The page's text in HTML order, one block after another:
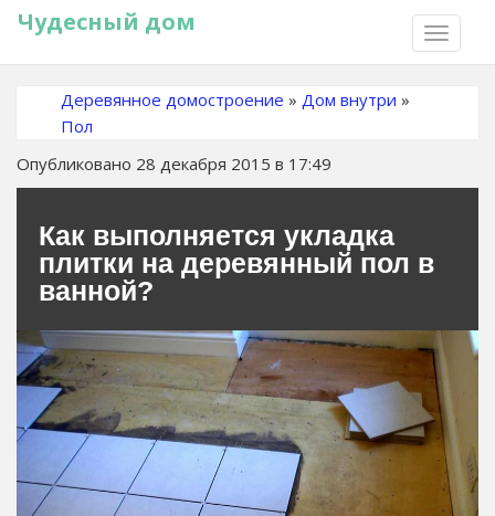
TOGGLE
Чудесный дом
Деревянное домостроение » Дом внутри »
Пол
Опубликовано 28 декабря 2015 в 17:49
Как выполняется укладка
плитки на деревянный пол в
ванной?